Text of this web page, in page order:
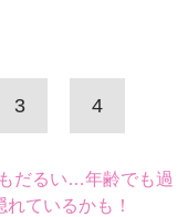
3 4
だるい…年齢でも過
れているかも！